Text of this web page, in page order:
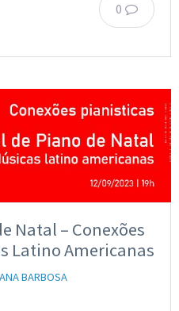
0
Natal – Conexões
Latino Americanas
BARBOSA